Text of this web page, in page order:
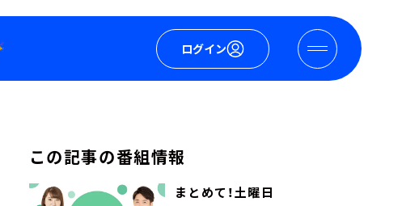
ログイン
この記事の番組情報
まとめて！土曜日